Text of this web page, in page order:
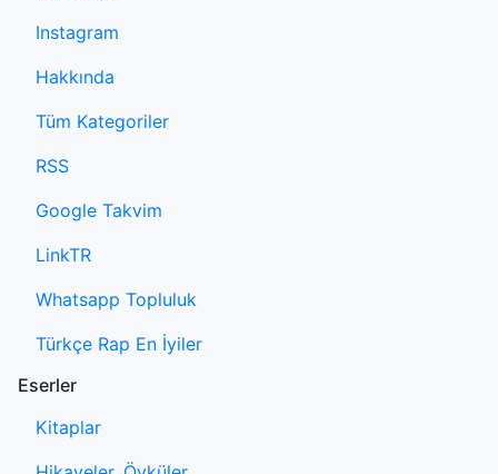
Instagram
Hakkında
Tüm Kategoriler
RSS
Google Takvim
LinkTR
Whatsapp Topluluk
Türkçe Rap En İyiler
Eserler
Kitaplar